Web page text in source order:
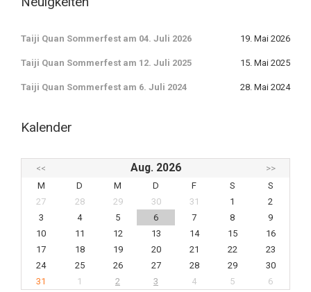
Taiji Quan Sommerfest am 04. Juli 2026 19. Mai 2026
Taiji Quan Sommerfest am 12. Juli 2025 15. Mai 2025
Taiji Quan Sommerfest am 6. Juli 2024 28. Mai 2024
Kalender
<< Aug. 2026
>>
M
D M D F S
S
27
28 29 30 31 1
2
3
4 5 6 7 8
9
10
11 12 13 14 15
16
17
18 19 20 21 22
23
24
25 26 27 28 29
30
31
1 2 3 4 5
6